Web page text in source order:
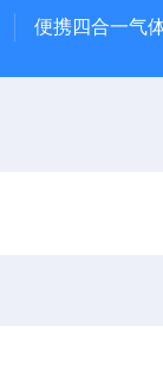
便携四合一气